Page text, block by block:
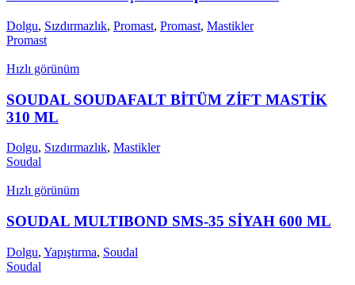
Dolgu, Sızdırmazlık, Promast, Promast, Mastikler
Promast
Hızlı görünüm
SOUDAL SOUDAFALT BİTÜM ZİFT MASTİK
310 ML
Dolgu, Sızdırmazlık, Mastikler
Soudal
Hızlı görünüm
SOUDAL MULTIBOND SMS-35 SİYAH 600 ML
Dolgu, Yapıştırma, Soudal
Soudal